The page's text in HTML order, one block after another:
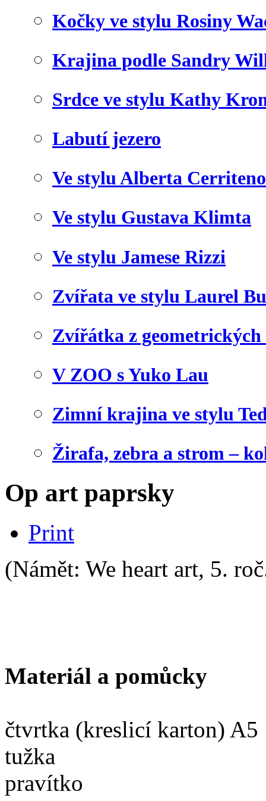
Kočky ve stylu Rosiny
Krajina podle Sandry
Srdce ve stylu Kathy
Labutí jezero
Ve stylu Alberta Cerriteno
Ve stylu Gustava Klimta
Ve stylu Jamese Rizzi
Zvířata ve stylu Laurel
Zvířátka z
V ZOO s Yuko Lau
Zimní krajina ve stylu
Žirafa, zebra a strom –
Op art paprsky
Print
(Námět: We heart art, 5.
Materiál a pomůcky
čtvrtka (kreslicí karton) A5
tužka
pravítko